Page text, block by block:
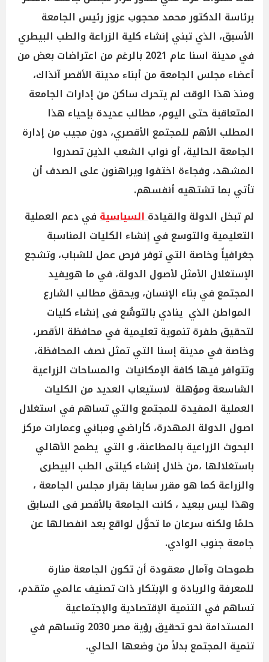
برئاسة الدكتور محمد محجوب عزوز رئيس الجامعة
الأسبق، الذي تبني إنشاء كلية الزراعة والطب البيطري
في مدينة اسنا عام 2021 بالرغم من اعتراضات بعض من
أعضاء مجلس الجامعة من أبناء مدينة الأقصر آنذاك،
ومنذ هذا الوقت لم يتحرك ساكن من إدارات الجامعة
المتعاقبة حتى اليوم، مطالب عديدة بإحياء هذا
المطلب الأهم للمجتمع الأقصري، دون مجيب من إدارة
الجامعة الحالية، أو نواب الشعب الذين تصدروا
المشهد، وفجاءة اختفوا ويراهنون على الصدف أن
تأتي بما تشتهيه أنفسهم.
لم تبخل الدولة والقيادة السياسية في دعم العملية
التعليمية والتوسع في إنشاء الكليات المناسبة
جغرافياً وخاصة التي توفر فرص عمل للشباب، وتشجع
الإستغلال الأمثل لأصول الدولة، في ما هويفيد
المجتمع في بناء الإنسان، ويحقق مطالب الشارع
المواطن الذي ينادي بالتوسُّع فى إنشاء كليات
لتحقيق طفرة تنموية تعليمية في محافظة الأقصر،
وخاصة في مدينة إسنا التي تمثل نصف المحافظة،
وتتوافر فيها كافة الإمكانيات والمساحات الزراعية
الشاسعة ومؤهلة لاستيعاب العديد من الكليات
العملية المفيدة للمجتمع والتي تساهم في استغلال
اصول الدولة المهدرة، كأراضي ومباني وعمارات مركز
البحوث الزراعية بالمطاعنة، و التي يطمح الأهالي
باستغلالها ،من خلال إنشاء كيلتى الطب البيطرى
والزراعة كما هو مقرر سابقا بقرار مجلس الجامعة ،
وهذا ليس ببعيد ، كانت الجامعة بالأقصر فى السابق
حلمًا ولكنه سرعان ما تحوَّل لواقع بعد انفصالها عن
جامعة جنوب الوادي.
طموحات وآمال معقودة أن تكون الجامعة منارة
للمعرفة والريادة و الإبتكار ذات تصنيف عالمي متقدم،
تساهم في التنمية الإقتصادية والإجتماعية
المستدامة نحو تحقيق رؤية مصر 2030 وتساهم في
تنمية المجتمع بدلاً من وضعها الحالي.